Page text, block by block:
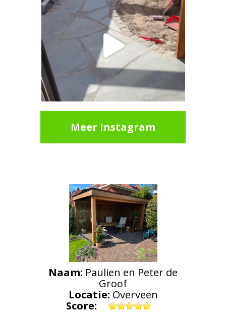
Meer Instagram
Naam: Paulien en Peter de
Groof
Locatie: Overveen
Score: